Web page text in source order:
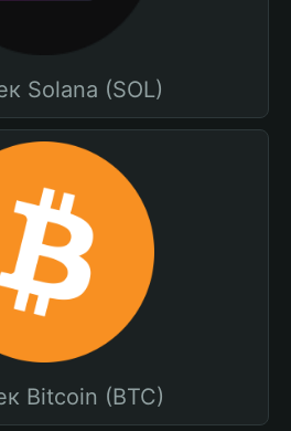
Solana (SOL)
Bitcoin (BTC)